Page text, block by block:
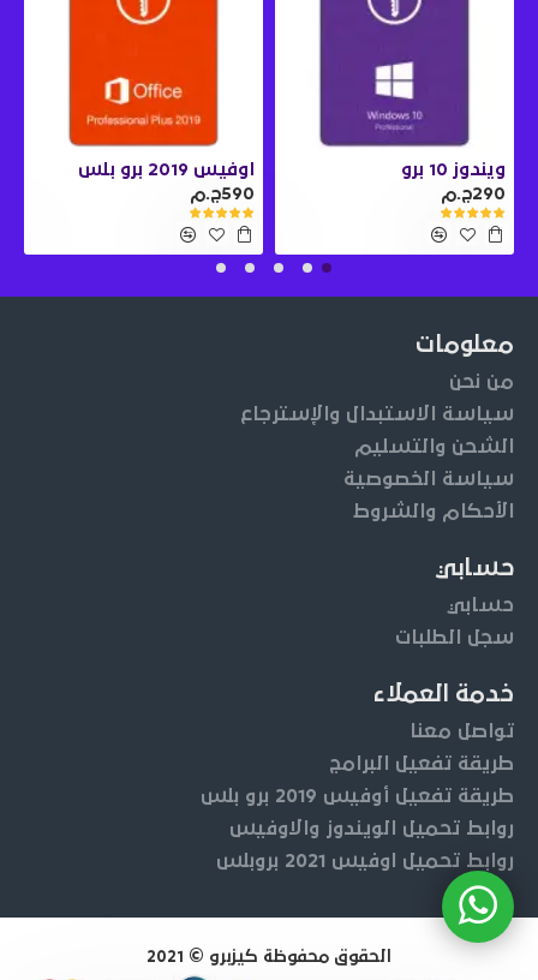
ويندوز 10 برو
290ج.م
اوفيس 2019 برو بلس
590ج.م
معلومات
من نحن
سياسة الاستبدال والإسترجاع
الشحن والتسليم
سياسة الخصوصية
الأحكام والشروط
حسابي
حسابي
سجل الطلبات
خدمة العملاء
تواصل معنا
طريقة تفعيل البرامج
طريقة تفعيل أوفيس 2019 برو بلس
روابط تحميل الويندوز والاوفيس
روابط تحميل اوفيس 2021 بروبلس
الحقوق محفوظة كيزبرو © 2021